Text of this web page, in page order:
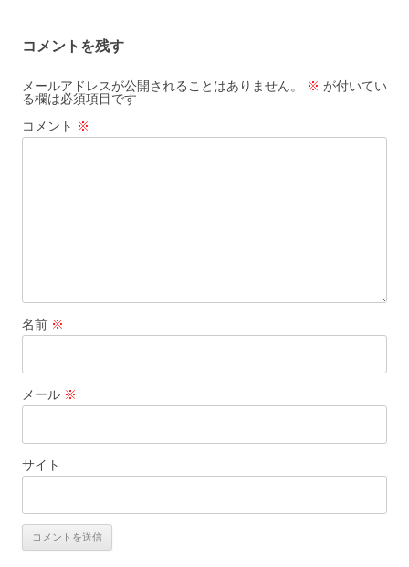
コメントを残す
メールアドレスが公開されることはありません。 ※ が付いてい
る欄は必須項目です
コメント ※
名前 ※
メール ※
サイト